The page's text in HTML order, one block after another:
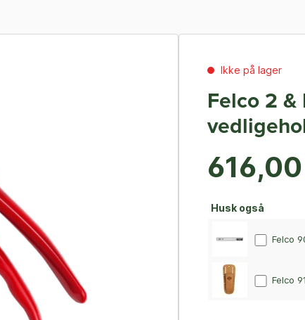
Ikke på lager
Felco 2
Husk også
Felco
Felco